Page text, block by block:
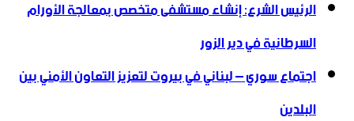
الرئيس الشرع: إنشاء ‌‏مستشفى متخصص بمعالجة الأورام
السرطانية في دير الزور
اجتماع سوري – لبناني في بيروت لتعزيز التعاون ‏الأمني ‏بين
البلدين